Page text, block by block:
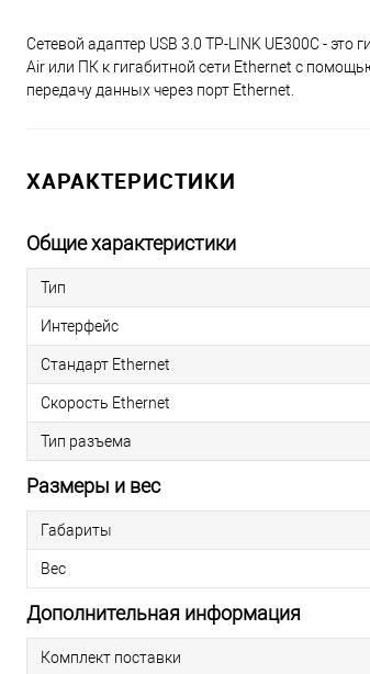
Сетевой адаптер USB 3.0 TP-LINK UE300C -
Air или ПК к гигабитной сети Ethernet с
передачу данных через порт Ethernet.
ХАРАКТЕРИСТИКИ
Общие характеристики
Тип
Интерфейс
Стандарт Ethernet
Скорость Ethernet
Тип разъема
Размеры и вес
Габариты
Вес
Дополнительная информация
Комплект поставки